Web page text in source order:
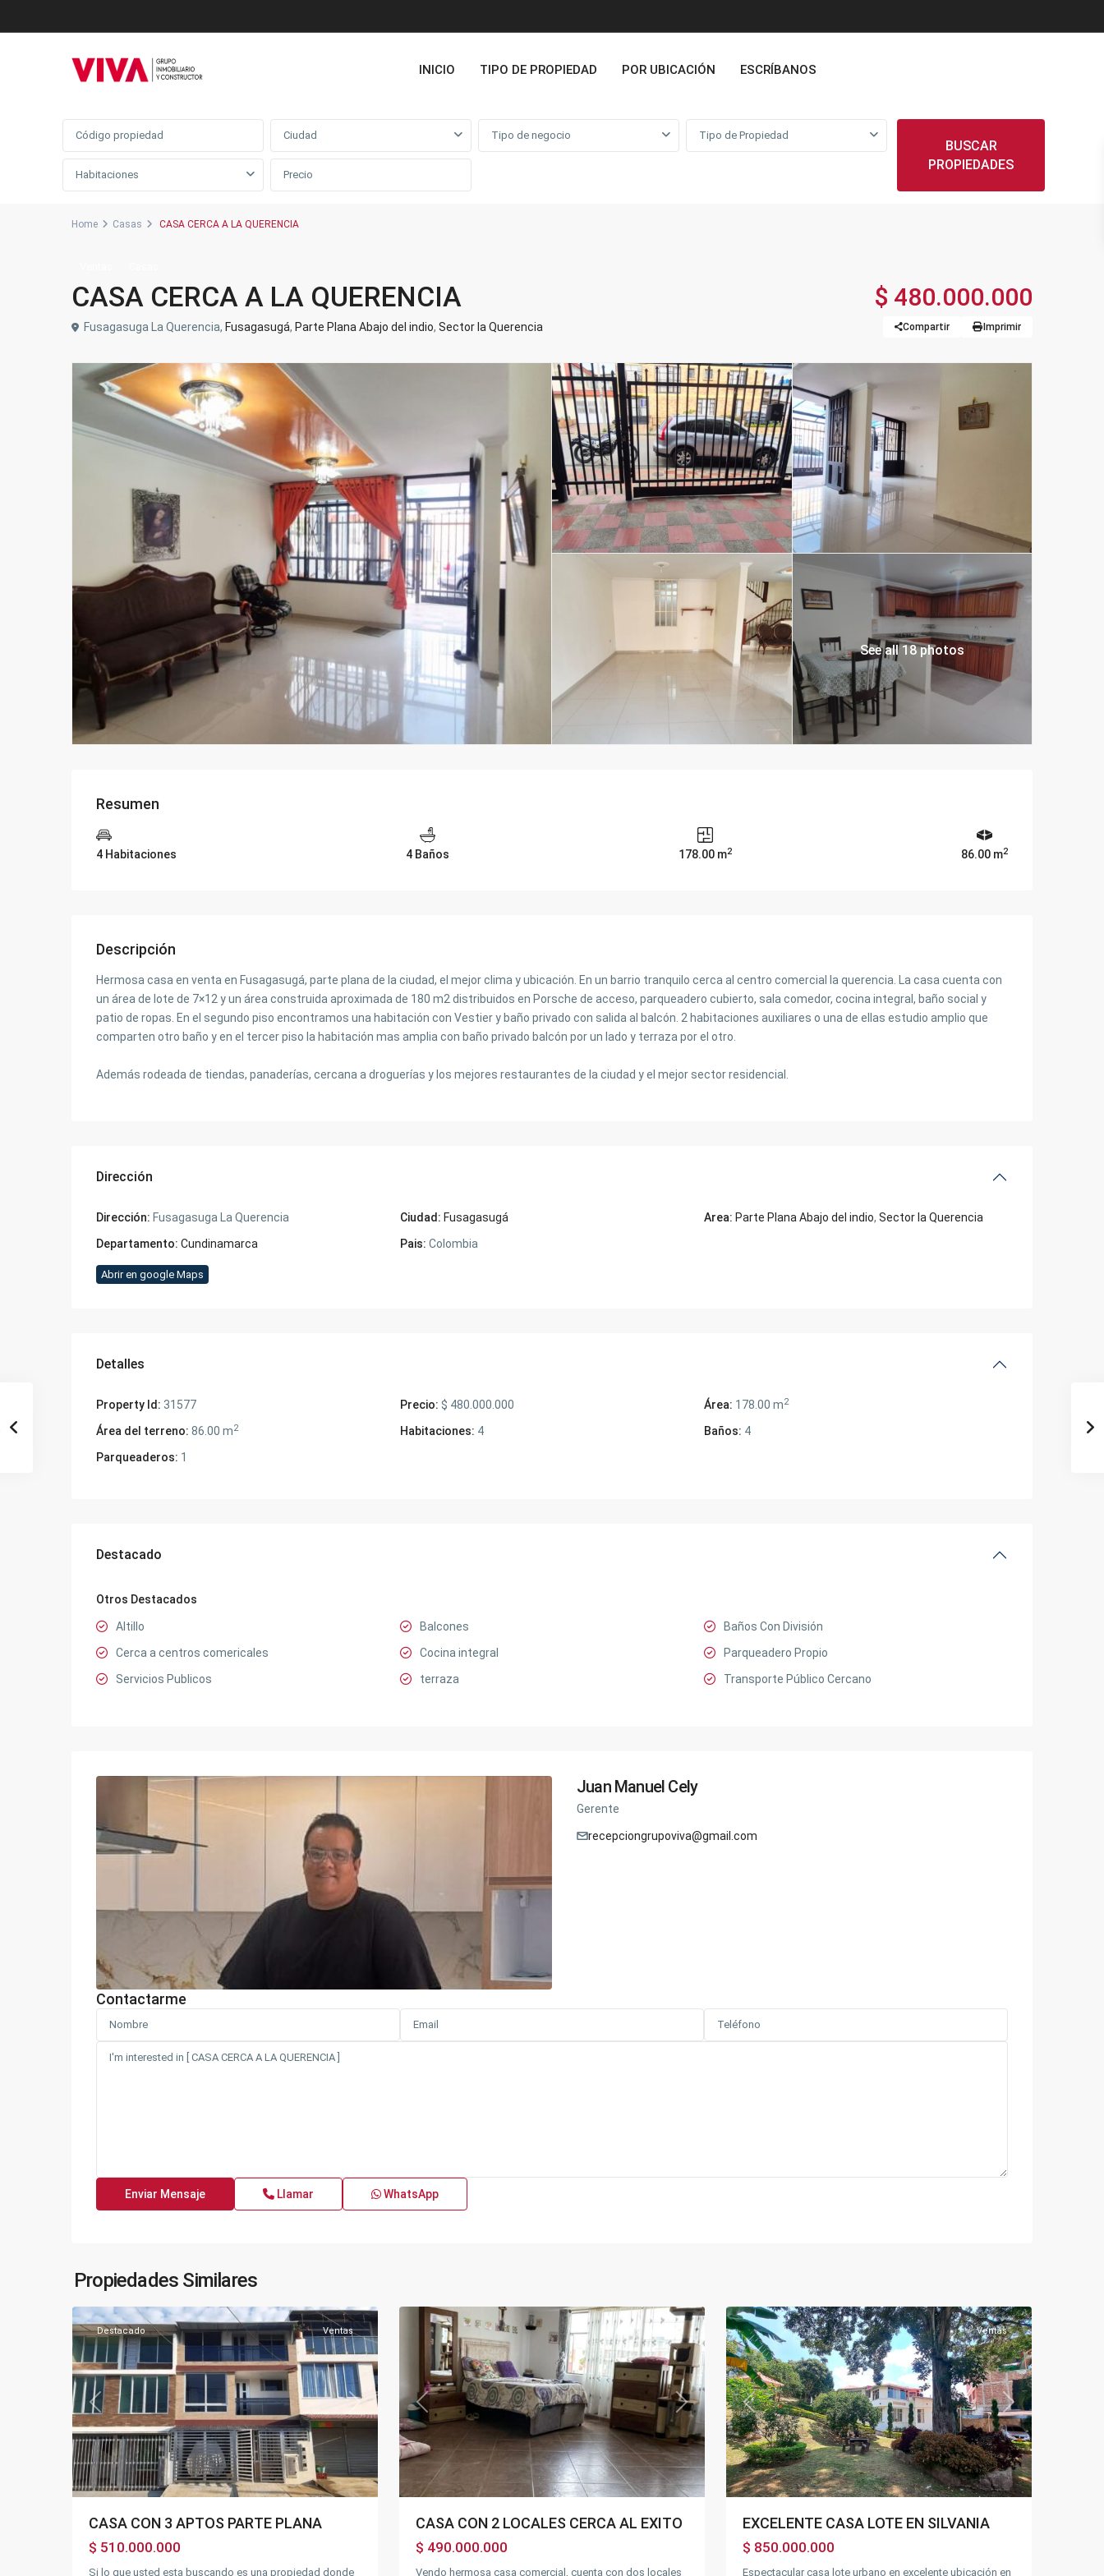
INICIO TIPO DE PROPIEDAD POR UBICACIÓN
ESCRÍBANOS
Ciudad Tipo de negocio Tipo de Propiedad
Habitaciones
BUSCAR
PROPIEDADES
Home Casas CASA CERCA A LA QUERENCIA
CASA CERCA A LA QUERENCIA $ 480.000.000
Fusagasuga La Querencia, Fusagasugá, Parte Plana Abajo del indio, Sector la Querencia Compartir Imprimir
See all 18 photos
Resumen
4 Habitaciones 4 Baños 178.00 m2 86.00 m2
Descripción
Hermosa casa en venta en Fusagasugá, parte plana de la ciudad, el mejor clima y ubicación. En un barrio tranquilo cerca al centro comercial la querencia. La casa cuenta con
un área de lote de 7×12 y un área construida aproximada de 180 m2 distribuidos en Porsche de acceso, parqueadero cubierto, sala comedor, cocina integral, baño social y
patio de ropas. En el segundo piso encontramos una habitación con Vestier y baño privado con salida al balcón. 2 habitaciones auxiliares o una de ellas estudio amplio que
comparten otro baño y en el tercer piso la habitación mas amplia con baño privado balcón por un lado y terraza por el otro.
Además rodeada de tiendas, panaderías, cercana a droguerías y los mejores restaurantes de la ciudad y el mejor sector residencial.
Dirección
Dirección: Fusagasuga La Querencia Ciudad: Fusagasugá Area: Parte Plana Abajo del indio, Sector la Querencia
Departamento: Cundinamarca Pais: Colombia
Abrir en google Maps
Detalles
Property Id: 31577 Precio: $ 480.000.000 Área: 178.00 m2
Área del terreno: 86.00 m2 Habitaciones: 4 Baños: 4
Parqueaderos: 1
Destacado
Otros Destacados
Altillo Balcones
Baños Con División
Cerca a centros comericales
Cocina integral
Parqueadero Propio
Servicios Publicos
terraza Transporte Público Cercano
Juan Manuel Cely
Gerente
recepciongrupoviva@gmail.com
Contactarme
Llamar WhatsApp
Propiedades Similares
Sector
plana,
Fusagasugá
Previous Next
Destacado Ventas
CASA CON 3 APTOS PARTE PLANA
$ 510.000.000
Si lo que usted esta buscando es una propiedad donde
Previous Next
Ventas
CASA CON 2 LOCALES CERCA AL EXITO
$ 490.000.000
Vendo hermosa casa comercial, cuenta con dos locales
Previous Next
Ventas
EXCELENTE CASA LOTE EN SILVANIA
$ 850.000.000
Espectacular casa lote urbano en excelente ubicación en